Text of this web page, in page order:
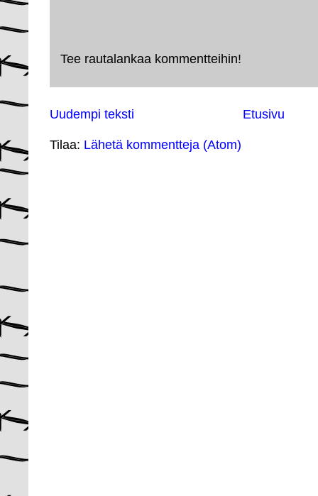
Tee rautalankaa kommentteihin!
Uudempi teksti Etusivu
Tilaa: Lähetä kommentteja (Atom)